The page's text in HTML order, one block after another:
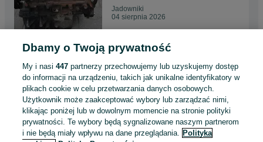
Jadowniki
04 sierpnia 2026
Silnik Suzuki VITARA 1.6 16V
M16A T10M16A Bardzo mały
przebieg
6 500 zł
Jadowniki
04 sierpnia 2026
Dbamy o Twoją prywatność
My i nasi447 partnerzy przechowujemy lub uzyskujemy dostęp
do informacji na urządzeniu, takich jak unikalne identyfikatory w
plikach cookie w celu przetwarzania danych osobowych.
Użytkownik może zaakceptować wybory lub zarządzać nimi,
klikając poniżej lub w dowolnym momencie na stronie polityki
prywatności. Te wybory będą sygnalizowane naszym partnerom
i nie będą miały wpływu na dane przeglądania. Polityka